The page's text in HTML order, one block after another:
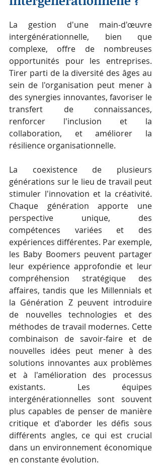
La gestion d'une main-d'œuvre
intergénérationnelle, bien que
complexe, offre de nombreuses
opportunités pour les entreprises.
Tirer parti de la diversité des âges au
sein de l'organisation peut mener à
des synergies innovantes, favoriser le
transfert de connaissances,
renforcer l'inclusion et la
collaboration, et améliorer la
résilience organisationnelle.
La coexistence de plusieurs
générations sur le lieu de travail peut
stimuler l'innovation et la créativité.
Chaque génération apporte une
perspective unique, des
compétences variées et des
expériences différentes. Par exemple,
les Baby Boomers peuvent partager
leur expérience approfondie et leur
compréhension stratégique des
affaires, tandis que les Millennials et
la Génération Z peuvent introduire
de nouvelles technologies et des
méthodes de travail modernes. Cette
combinaison de savoir-faire et de
nouvelles idées peut mener à des
solutions innovantes aux problèmes
et à l'amélioration des processus
existants. Les équipes
intergénérationnelles sont souvent
plus capables de penser de manière
critique et d'aborder les défis sous
différents angles, ce qui est crucial
dans un environnement économique
en constante évolution.